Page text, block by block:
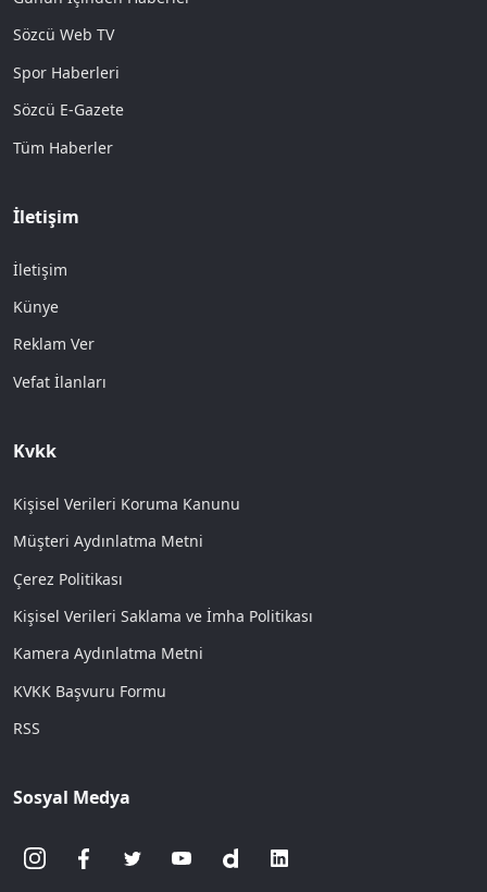
Sözcü Web TV
Spor Haberleri
Sözcü E-Gazete
Tüm Haberler
İletişim
İletişim
Künye
Reklam Ver
Vefat İlanları
Kvkk
Kişisel Verileri Koruma Kanunu
Müşteri Aydınlatma Metni
Çerez Politikası
Kişisel Verileri Saklama ve İmha Politikası
Kamera Aydınlatma Metni
KVKK Başvuru Formu
RSS
Sosyal Medya